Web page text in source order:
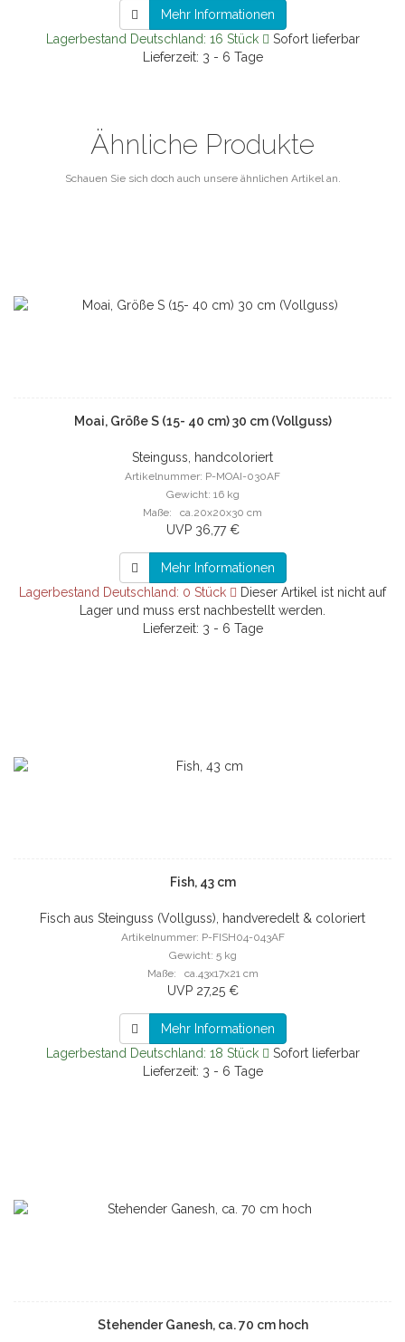
Mehr Informationen
Lagerbestand Deutschland: 16 Stück
Sofort lieferbar
Lieferzeit: 3 - 6 Tage
Ähnliche Produkte
Schauen Sie sich doch auch unsere ähnlichen Artikel an.
Moai, Größe S (15- 40 cm) 30 cm (Vollguss)
Steinguss, handcoloriert
Artikelnummer: P-MOAI-030AF
Gewicht: 16 kg
Maße: ca.20x20x30 cm
UVP 36,77 €
Mehr Informationen
Lagerbestand Deutschland: 0 Stück
Dieser Artikel ist nicht auf
Lager und muss erst nachbestellt werden.
Lieferzeit: 3 - 6 Tage
Fish, 43 cm
Fisch aus Steinguss (Vollguss), handveredelt & coloriert
Artikelnummer: P-FISH04-043AF
Gewicht: 5 kg
Maße: ca.43x17x21 cm
UVP 27,25 €
Mehr Informationen
Lagerbestand Deutschland: 18 Stück
Sofort lieferbar
Lieferzeit: 3 - 6 Tage
Stehender Ganesh, ca. 70 cm hoch